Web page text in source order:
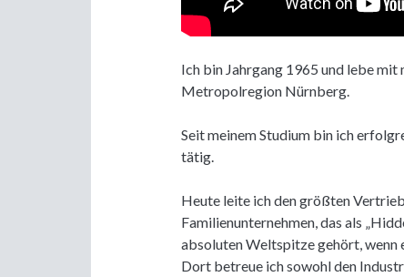
Ich bin Jahrgang 1965 und lebe mit
Metropolregion Nürnberg.
Seit meinem Studium bin ich
tätig.
Heute leite ich den größten
Familienunternehmen, das als
absoluten Weltspitze gehört, wenn
Dort betreue ich sowohl den